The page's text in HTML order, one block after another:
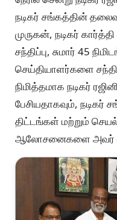
நடிகர் சங்கத்தின்
முருகன், நடிகர்
சந்திப்பு, சுமார் 45
செய்தியாளர்களை
நிமித்தமாக நடிகர்
பேசியதாகவும், நடிகர்
திட்டங்கள் மற்றும்
ஆலோசனைகளை அவர்